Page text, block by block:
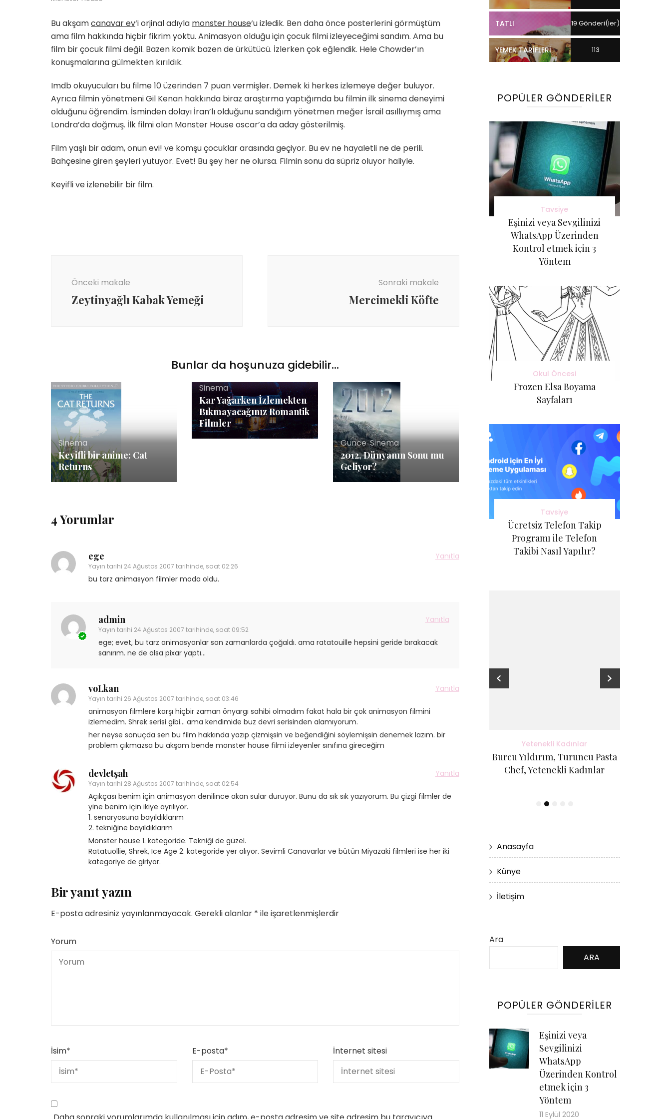
Bu akşamcanavar ev‘i orjinal adıyla monster house‘u izledik. Ben daha önce posterlerini görmüştüm
ama film hakkında hiçbir fikrim yoktu. Animasyon olduğu için çocuk filmi izleyeceğimi sandım. Ama bu
film bir çocuk filmi değil. Bazen komik bazen de ürkütücü. İzlerken çok eğlendik. Hele Chowder’ın
konuşmalarına gülmekten kırıldık.
Imdb okuyucuları bu filme 10 üzerinden 7 puan vermişler. Demek ki herkes izlemeye değer buluyor.
Ayrıca filmin yönetmeni Gil Kenan hakkında biraz araştırma yaptığımda bu filmin ilk sinema deneyimi
olduğunu öğrendim. İsminden dolayı İran’lı olduğunu sandığım yönetmen meğer İsrail asıllıymış ama
Londra’da doğmuş. İlk filmi olan Monster House oscar’a da aday gösterilmiş.
Film yaşlı bir adam, onun evi! ve komşu çocuklar arasında geçiyor. Bu ev ne hayaletli ne de perili.
Bahçesine giren şeyleri yutuyor. Evet! Bu şey her ne olursa. Filmin sonu da süpriz oluyor haliyle.
Keyifli ve izlenebilir bir film.
dolaşımı
Önceki makale
Zeytinyağlı Kabak Yemeği
Sonraki makale
Mercimekli Köfte
Bunlar da hoşunuza gidebilir...
Sinema
Keyifli bir anime: Cat
Returns
Sinema
Kar Yağarken İzlemekten
Bıkmayacağınız Romantik
Filmler
Günce,Sinema
2012, Dünyanın Sonu mu
Geliyor?
4 Yorumlar
ege
Yayın tarihi 24 Ağustos 2007 tarihinde, saat 02:26
Yanıtla
bu tarz animasyon filmler moda oldu.
admin
Yayın tarihi 24 Ağustos 2007 tarihinde, saat 09:52
Yanıtla
ege; evet, bu tarz animasyonlar son zamanlarda çoğaldı. ama ratatouille hepsini geride bırakacak
sanırım. ne de olsa pixar yaptı…
voLkan
Yayın tarihi 26 Ağustos 2007 tarihinde, saat 03:46
Yanıtla
animasyon filmlere karşı hiçbir zaman önyargı sahibi olmadım fakat hala bir çok animasyon filmini
izlemedim. Shrek serisi gibi… ama kendimide buz devri serisinden alamıyorum.
her neyse sonuçda sen bu film hakkında yazıp çizmişsin ve beğendiğini söylemişsin denemek lazım. bir
problem çıkmazsa bu akşam bende monster house filmi izleyenler sınıfına gireceğim
devletşah
Yayın tarihi 28 Ağustos 2007 tarihinde, saat 02:54
Yanıtla
Açıkçası benim için animasyon denilince akan sular duruyor. Bunu da sık sık yazıyorum. Bu çizgi filmler de
yine benim için ikiye ayrılıyor.
1. senaryosuna bayıldıklarım
2. tekniğine bayıldıklarım
Monster house 1. kategoride. Tekniği de güzel.
Ratatuollie, Shrek, Ice Age 2. kategoride yer alıyor. Sevimli Canavarlar ve bütün Miyazaki filmleri ise her iki
kategoriye de giriyor.
Bir yanıt yazın
E-posta adresiniz yayınlanmayacak. Gerekli alanlar * ile işaretlenmişlerdir
Yorum
İsim* E-posta* İnternet sitesi
TATLI 19 Gönderi(ler)
YEMEK TARIFLERI 113
POPÜLER GÖNDERILER
Tavsiye
Eşinizi veya Sevgilinizi
WhatsApp Üzerinden
Kontrol etmek için 3
Yöntem
Okul Öncesi
Frozen Elsa Boyama
Sayfaları
Tavsiye
Ücretsiz Telefon Takip
Programı ile Telefon
Takibi Nasıl Yapılır?
Organizasyon
Yetenekli Kadınlar
@nilatasarimatolyesi, Yetenekli
Kadınlar
Yetenekli Kadınlar Manşet
Sahibi, Girişimci, Yetenekli
Yetenekli Kadınlar
Burcu Yıldırım, Turuncu Pasta
Chef, Yetenekli Kadınlar
Anasayfa
Künye
İletişim
Ara
ARA
POPÜLER GÖNDERILER
Eşinizi veya
Sevgilinizi
WhatsApp
Üzerinden Kontrol
etmek için 3
Yöntem
11 Eylül 2020